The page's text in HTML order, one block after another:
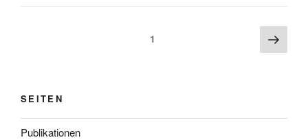
1
Seite
SEITEN
Publikationen